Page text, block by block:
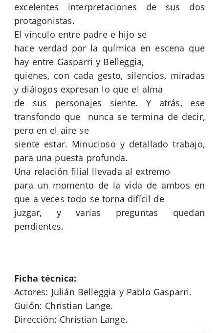
excelentes interpretaciones de sus dos
protagonistas.
El vínculo entre padre e hijo se
hace verdad por la química en escena que
hay entre Gasparri y Belleggia,
quienes, con cada gesto, silencios, miradas
y diálogos expresan lo que el alma
de sus personajes siente. Y atrás, ese
transfondo que
nunca se termina de decir,
pero en el aire se
siente estar. Minucioso y detallado trabajo,
para una puesta profunda.
Una relación filial llevada al extremo
para un momento de la vida de ambos en
que a veces todo se torna difícil de
juzgar, y varias preguntas quedan
pendientes.
Ficha técnica:
Actores: Julián Belleggia y Pablo Gasparri.
Guión: Christian Lange.
Dirección: Christian Lange.